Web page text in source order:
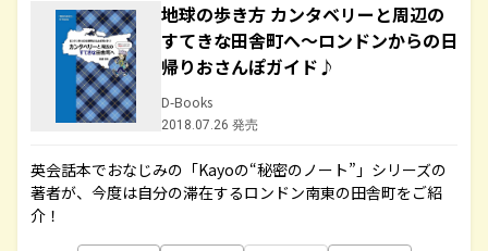
地球の歩き方 カンタベリーと周辺の
すてきな田舎町へ～ロンドンからの日
帰りおさんぽガイド♪
D-Books
2018.07.26 発売
英会話本でおなじみの「Kayoの“秘密のノート”」シリーズの
著者が、今度は自分の滞在するロンドン南東の田舎町をご紹
介！